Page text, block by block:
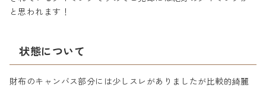
と思われます！
状態について
財布のキャンバス部分には少しスレがありましたが比較的綺麗